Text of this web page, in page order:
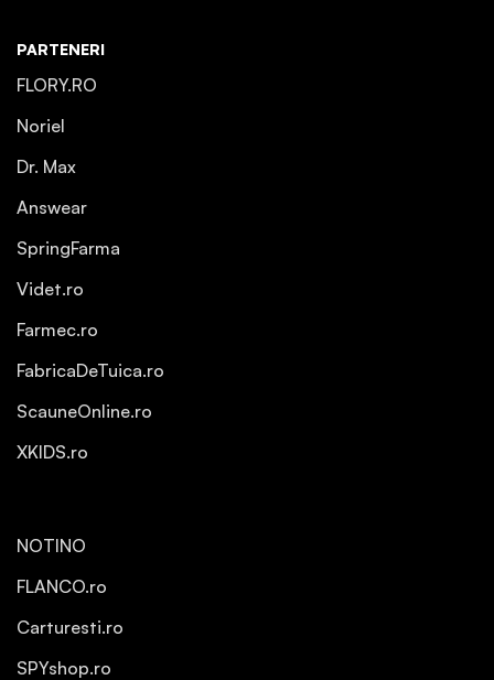
PARTENERI
FLORY.RO
Noriel
Dr. Max
Answear
SpringFarma
Videt.ro
Farmec.ro
FabricaDeTuica.ro
ScauneOnline.ro
XKIDS.ro
NOTINO
FLANCO.ro
Carturesti.ro
SPYshop.ro